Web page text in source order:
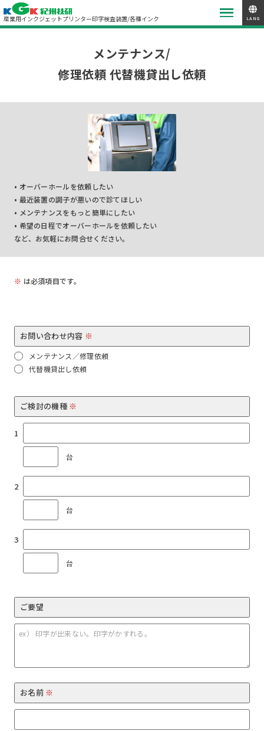
産業用インクジェットプリンター印字検査装置/各種インク LANG
メンテナンス/
修理依頼 代替機貸出し依頼
• オーバーホールを依頼したい
• 最近装置の調子が悪いので診てほしい
• メンテナンスをもっと簡単にしたい
• 希望の日程でオーバーホールを依頼したい
など、お気軽にお問合せください。
※ は必須項目です。
お問い合わせ内容 ※
メンテナンス／修理依頼
代替機貸出し依頼
ご検討の機種 ※
台
台
台
ご要望
お名前 ※